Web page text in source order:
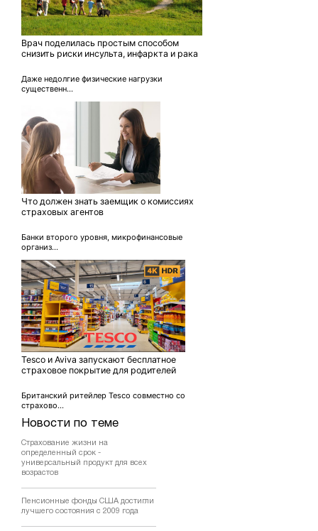
Новости по теме
Страхование жизни на
определенный срок -
универсальный продукт для всех
возрастов
Пенсионные фонды США достигли
лучшего состояния с 2009 года
Врач поделилась простым способом
снизить риски инсульта, инфаркта и рака
Даже недолгие физические нагрузки
существенн...
Что должен знать заемщик о комиссиях
страховых агентов
Банки второго уровня, микрофинансовые
организ...
Tesco и Aviva запускают бесплатное
страховое покрытие для родителей
Британский ритейлер Tesco совместно со
страхово...